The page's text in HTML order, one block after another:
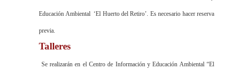
Educación Ambiental ‘El Huerto del Retiro’. Es necesario hacer reserva
previa.
Talleres
Se realizarán en el Centro de Información y Educación Ambiental “El